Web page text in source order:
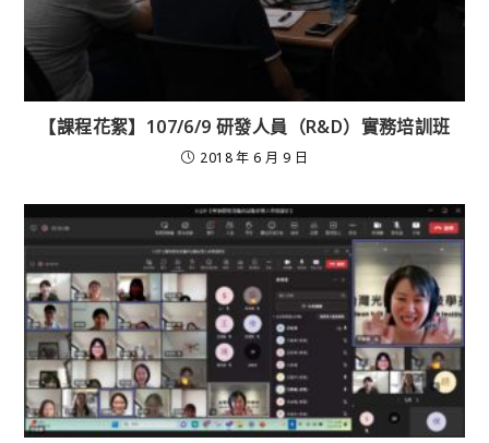
【課程花絮】107/6/9 研發人員（R&D）實務培訓班
2018 年 6 月 9 日